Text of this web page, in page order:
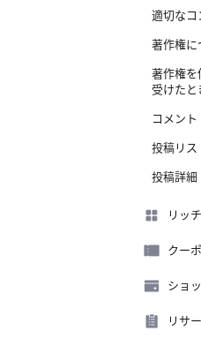
適切なコ
著作権に
著作権を
受けたと
コメント
投稿リス
投稿詳細
リッ
クー
ショ
リサ